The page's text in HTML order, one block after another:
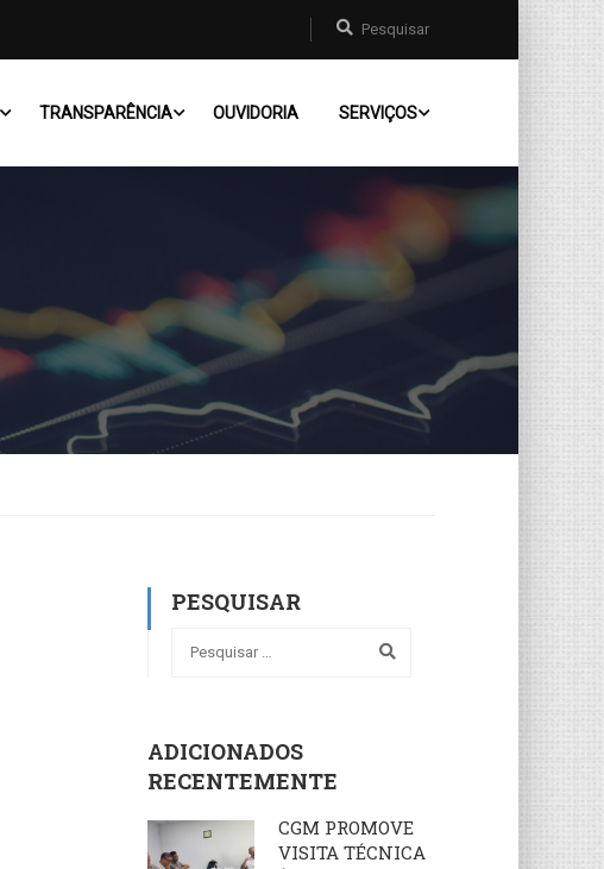
TRANSPARÊNCIA OUVIDORIA SERVIÇOS
PESQUISAR
ADICIONADOS
RECENTEMENTE
CGM PROMOVE
VISITA TÉCNICA